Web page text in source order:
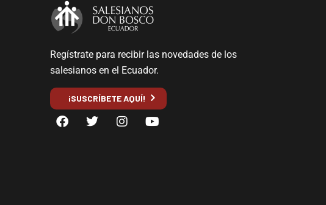
Regístrate para recibir las novedades de los
salesianos en el Ecuador.
¡SUSCRÍBETE AQUÍ!